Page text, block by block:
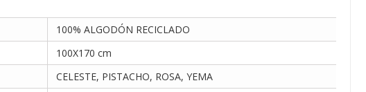
100% ALGODÓN RECICLADO
100X170 cm
CELESTE, PISTACHO, ROSA, YEMA